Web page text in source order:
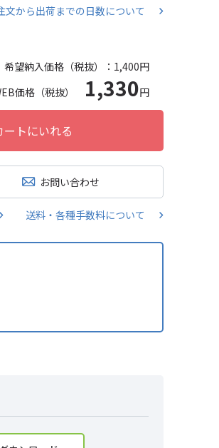
文から出荷までの日数について
希望納入価格（税抜）： 1,400円
価格（税抜） 1,330円
ートにいれる
お問い合わせ
送料・各種手数料について